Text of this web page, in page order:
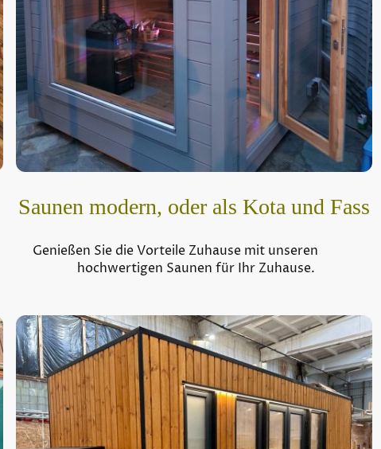
Saunen modern, oder als Kota und Fass
Genießen Sie die Vorteile Zuhause mit unseren
hochwertigen Saunen für Ihr Zuhause.